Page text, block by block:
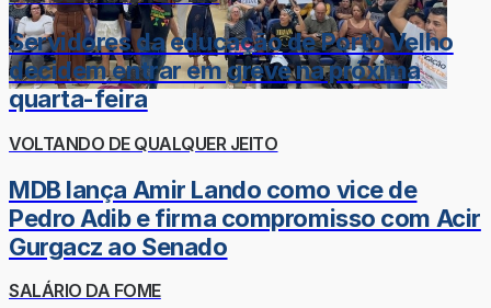
Servidores da educação de Porto Velho
decidem entrar em greve na próxima
quarta-feira
VOLTANDO DE QUALQUER JEITO
MDB lança Amir Lando como vice de
Pedro Adib e firma compromisso com Acir
Gurgacz ao Senado
SALÁRIO DA FOME